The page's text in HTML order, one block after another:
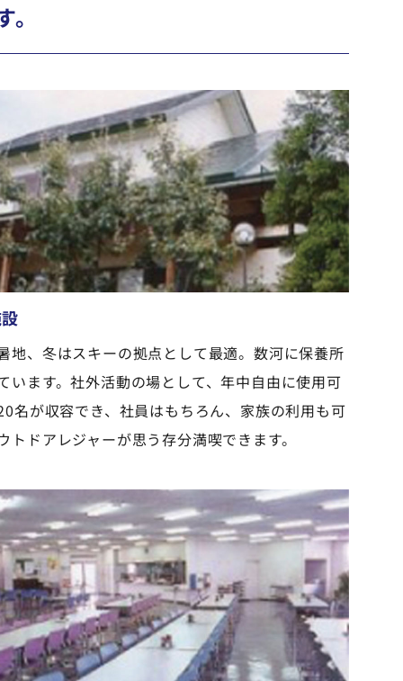
地、冬はスキーの拠点として最適。数河に保養所
います。社外活動の場として、年中自由に使用可
名が収容でき、社員はもちろん、家族の利用も可
トドアレジャーが思う存分満喫できます。